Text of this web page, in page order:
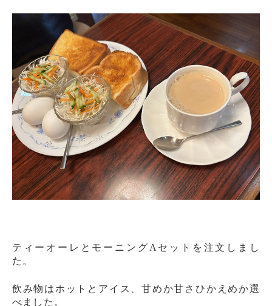
ティーオーレとモーニングAセットを注文しまし
た。
飲み物はホットとアイス、甘めか甘さひかえめか選
べました。